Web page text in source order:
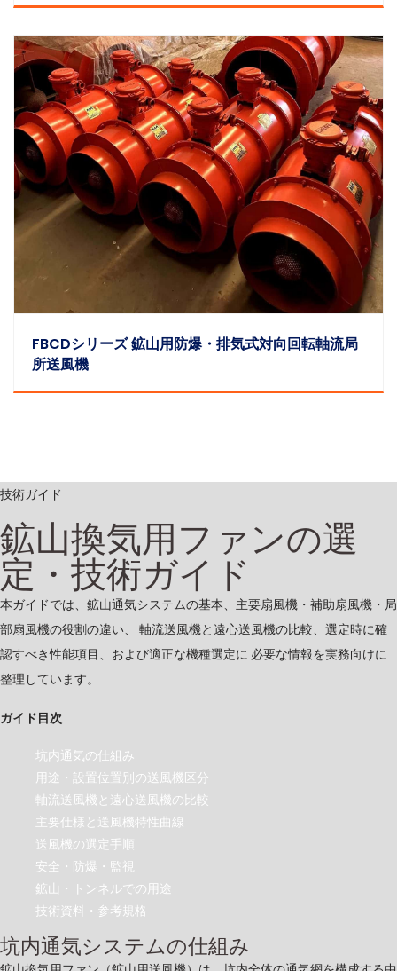
FBCDシリーズ 鉱山用防爆・排気式対向回転軸流局
所送風機
技術ガイド
鉱山換気用ファンの選
定・技術ガイド
本ガイドでは、鉱山通気システムの基本、主要扇風機・補助扇風機・局
部扇風機の役割の違い、 軸流送風機と遠心送風機の比較、選定時に確
認すべき性能項目、および適正な機種選定に 必要な情報を実務向けに
整理しています。
ガイド目次
坑内通気の仕組み
用途・設置位置別の送風機区分
軸流送風機と遠心送風機の比較
主要仕様と送風機特性曲線
送風機の選定手順
安全・防爆・監視
鉱山・トンネルでの用途
技術資料・参考規格
坑内通気システムの仕組み